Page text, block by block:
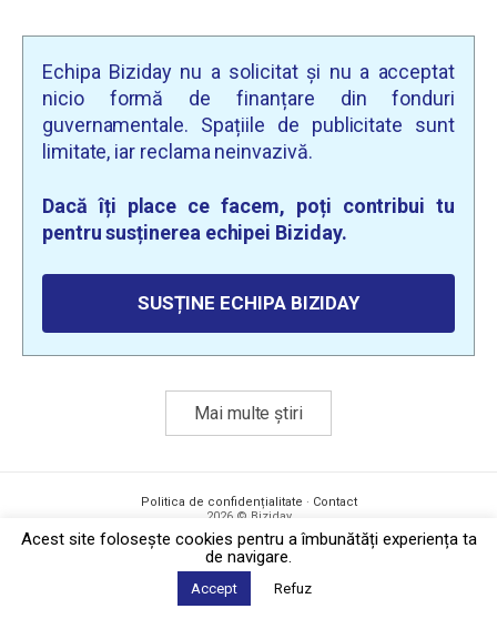
Echipa Biziday nu a solicitat și nu a acceptat
nicio formă de finanțare din fonduri
guvernamentale. Spațiile de publicitate sunt
limitate, iar reclama neinvazivă.
Dacă îți place ce facem, poți contribui tu
pentru susținerea echipei Biziday.
SUSȚINE ECHIPA BIZIDAY
Mai multe știri
Politica de confidențialitate · Contact
2026 © Biziday
Acest site foloseşte cookies pentru a îmbunătăți experiența ta
de navigare.
Accept Refuz